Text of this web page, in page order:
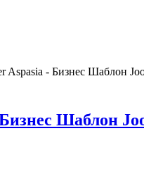
Aspasia - Бизнес Шаблон
Шаблон